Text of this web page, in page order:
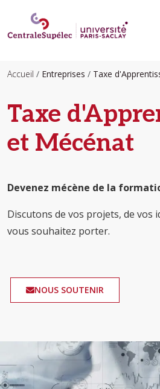
Accueil Entreprises Taxe
Taxe
et Mécénat
Devenez mécène de la
Discutons de vos projets, de vos
vous souhaitez porter.
NOUS SOUTENIR